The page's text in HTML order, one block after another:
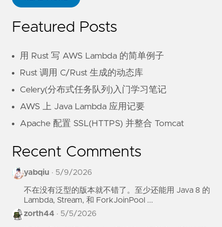
Featured Posts
用 Rust 写 AWS Lambda 的简单例子
Rust 调用 C/Rust 生成的动态库
Celery(分布式任务队列)入门学习笔记
AWS 上 Java Lambda 应用记要
Apache 配置 SSL(HTTPS) 并整合 Tomcat
Recent Comments
yabqiu · 5/9/2026
不在没有泛型的版本就不错了。至少还能用 Java 8 的
Lambda, Stream, 和 ForkJoinPool ...
zorth44 · 5/5/2026